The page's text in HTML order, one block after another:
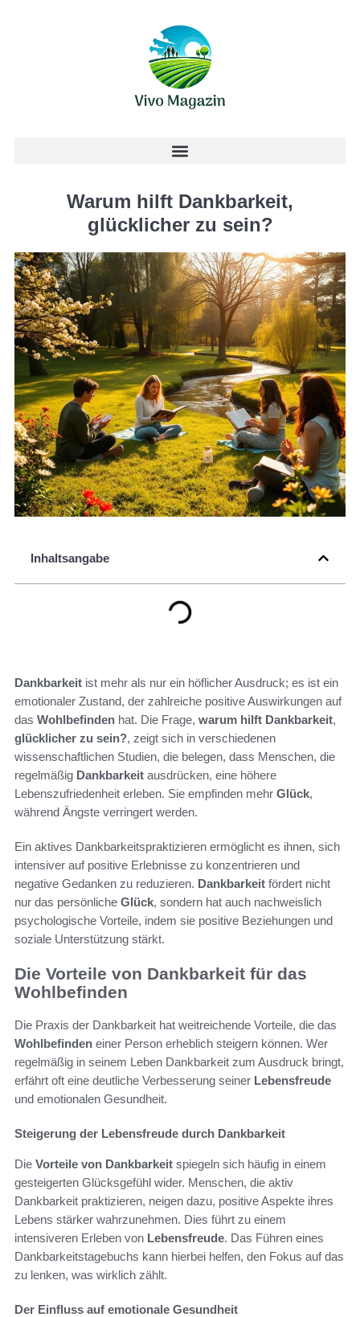
Warum hilft Dankbarkeit,
glücklicher zu sein?
Inhaltsangabe
Dankbarkeit ist mehr als nur ein höflicher Ausdruck; es ist ein
emotionaler Zustand, der zahlreiche positive Auswirkungen auf
das Wohlbefinden hat. Die Frage, warum hilft Dankbarkeit,
glücklicher zu sein?, zeigt sich in verschiedenen
wissenschaftlichen Studien, die belegen, dass Menschen, die
regelmäßig Dankbarkeit ausdrücken, eine höhere
Lebenszufriedenheit erleben. Sie empfinden mehr Glück,
während Ängste verringert werden.
Ein aktives Dankbarkeitspraktizieren ermöglicht es ihnen, sich
intensiver auf positive Erlebnisse zu konzentrieren und
negative Gedanken zu reduzieren. Dankbarkeit fördert nicht
nur das persönliche Glück, sondern hat auch nachweislich
psychologische Vorteile, indem sie positive Beziehungen und
soziale Unterstützung stärkt.
Die Vorteile von Dankbarkeit für das
Wohlbefinden
Die Praxis der Dankbarkeit hat weitreichende Vorteile, die das
Wohlbefinden einer Person erheblich steigern können. Wer
regelmäßig in seinem Leben Dankbarkeit zum Ausdruck bringt,
erfährt oft eine deutliche Verbesserung seiner Lebensfreude
und emotionalen Gesundheit.
Steigerung der Lebensfreude durch Dankbarkeit
Die Vorteile von Dankbarkeit spiegeln sich häufig in einem
gesteigerten Glücksgefühl wider. Menschen, die aktiv
Dankbarkeit praktizieren, neigen dazu, positive Aspekte ihres
Lebens stärker wahrzunehmen. Dies führt zu einem
intensiveren Erleben von Lebensfreude. Das Führen eines
Dankbarkeitstagebuchs kann hierbei helfen, den Fokus auf das
zu lenken, was wirklich zählt.
Der Einfluss auf emotionale Gesundheit